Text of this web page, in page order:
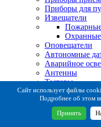
Приборы для
Извещатели
Пожарные
Охранные
Оповещатели
Автономные
Аварийное
Антенны
Тестеры
Система сбора
Расходные и
Коробки
Сайт использует файлы
Подробнее об этом
Принять